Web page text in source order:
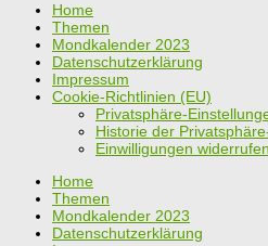
Home
Themen
Mondkalender 2023
Datenschutzerklärung
Impressum
Cookie-Richtlinien (EU)
Privatsphäre-
Historie der
Einwilligungen widerrufen
Home
Themen
Mondkalender 2023
Datenschutzerklärung